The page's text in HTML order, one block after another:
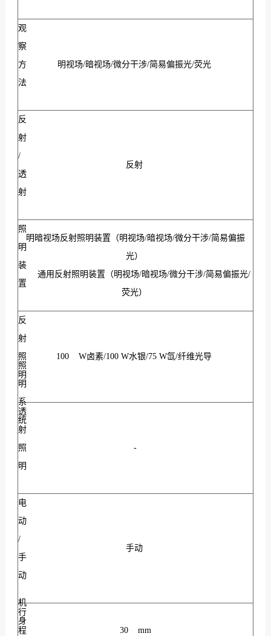
机
身
观
察
方
法
明视场/暗视场/微分干涉/简易偏振光/荧光
反
射
/
透
射
反射
照
明
装
置
明暗视场反射照明装置（明视场/暗视场/微分干涉/简易偏振
光）
通用反射照明装置（明视场/暗视场/微分干涉/简易偏振光/
荧光）
照
明
系
统
反
射
照
明
100 W卤素/100 W水银/75 W氙/纤维光导
透
射
照
明
-
电
动
/
手
动
手动
行
程
30 mm